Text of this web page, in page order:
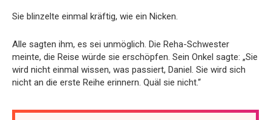
Sie blinzelte einmal kräftig, wie ein Nicken.
Alle sagten ihm, es sei unmöglich. Die Reha-Schwester
meinte, die Reise würde sie erschöpfen. Sein Onkel sagte: „Sie
wird nicht einmal wissen, was passiert, Daniel. Sie wird sich
nicht an die erste Reihe erinnern. Quäl sie nicht.“